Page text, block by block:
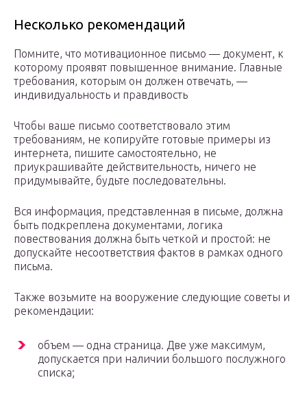
Несколько рекомендаций
Помните, что мотивационное письмо — документ, к
которому проявят повышенное внимание. Главные
требования, которым он должен отвечать, —
индивидуальность и правдивость
Чтобы ваше письмо соответствовало этим
требованиям, не копируйте готовые примеры из
интернета, пишите самостоятельно, не
приукрашивайте действительность, ничего не
придумывайте, будьте последовательны.
Вся информация, представленная в письме, должна
быть подкреплена документами, логика
повествования должна быть четкой и простой: не
допускайте несоответствия фактов в рамках одного
письма.
Также возьмите на вооружение следующие советы и
рекомендации:
объем — одна страница. Две уже максимум,
допускается при наличии большого послужного
списка;